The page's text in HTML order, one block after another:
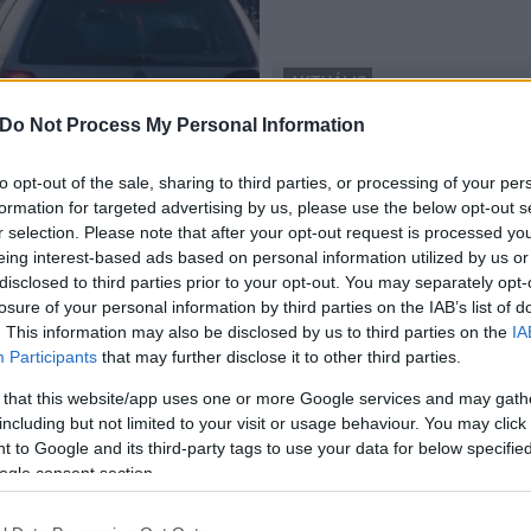
Do Not Process My Personal Information
opt-out of the sale, sharing to third parties, or processing of your
for targeted advertising by us, please use the below opt-out
selection. Please note that after your opt-out request is processed
interest-based ads based on personal information utilized by us
to third parties prior to your opt-out. You may separately
of your personal information by third parties on the IAB’s list of
This information may also be disclosed by us to third parties on the
Participants that may further disclose it to other third parties.
that this website/app uses one or more Google services and may
but not limited to your visit or usage behaviour. You may
to Google and its third-party tags to use your data for below
consent section.
napokban
AKTUÁLIS
közlekedés
2017.05.23